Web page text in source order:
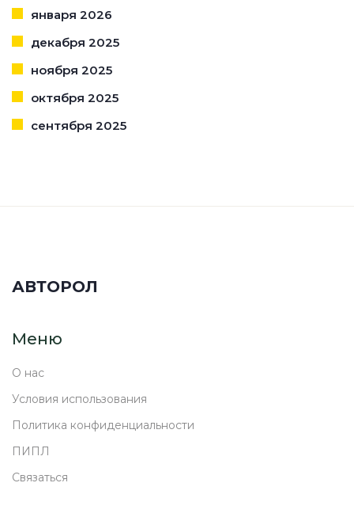
января 2026
декабря 2025
ноября 2025
октября 2025
сентября 2025
АВТОРОЛ
Меню
О нас
Условия использования
Политика конфиденциальности
ПИПЛ
Связаться